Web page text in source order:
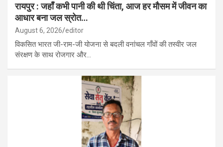
रायपुर : जहाँ कभी पानी की थी चिंता, आज हर मौसम में जीवन का
आधार बना जल स्रोत…
August 6, 2026 editor
विकसित भारत जी-राम-जी योजना से बदली वनांचल गाँवों की तस्वीर जल
संरक्षण के साथ रोजगार और…